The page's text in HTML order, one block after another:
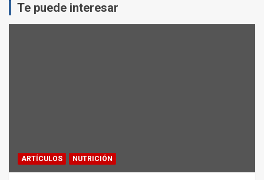
Te puede interesar
ARTÍCULOS NUTRICIÓN